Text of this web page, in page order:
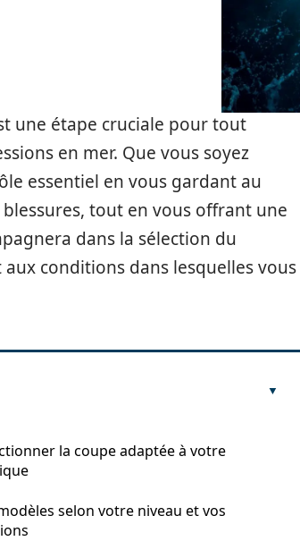
une étape cruciale pour tout
en mer. Que vous soyez
essentiel en vous gardant au
tout en vous offrant une
dans la sélection du
conditions dans lesquelles vous
la coupe adaptée à votre
selon votre niveau et vos